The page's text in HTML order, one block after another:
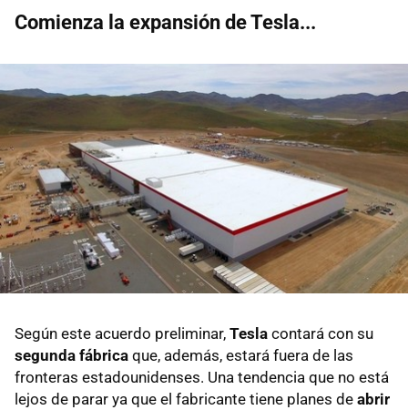
Comienza la expansión de Tesla...
Según este acuerdo preliminar, Tesla contará con su
segunda fábrica que, además, estará fuera de las
fronteras estadounidenses. Una tendencia que no está
lejos de parar ya que el fabricante tiene planes de abrir